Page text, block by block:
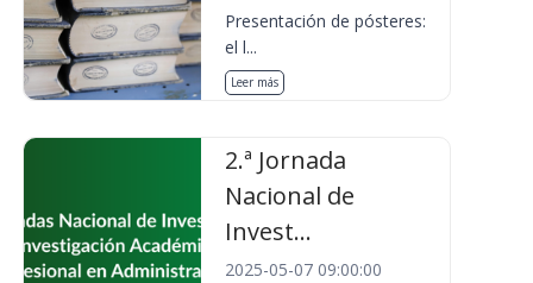
Presentación de pósteres:
el l...
Leer más
2.ª Jornada
Nacional de
Invest...
2025-05-07 09:00:00